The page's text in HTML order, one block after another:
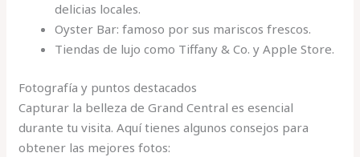
delicias locales.
Oyster Bar: famoso por sus mariscos frescos.
Tiendas de lujo como Tiffany & Co. y Apple Store.
Fotografía y puntos destacados
Capturar la belleza de Grand Central es esencial
durante tu visita. Aquí tienes algunos consejos para
obtener las mejores fotos: